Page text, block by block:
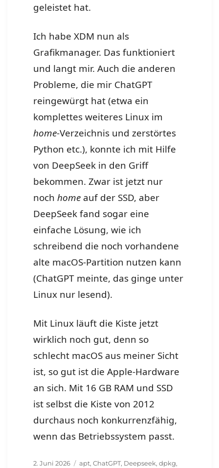
geleistet hat.
Ich habe XDM nun als
Grafikmanager. Das funktioniert
und langt mir. Auch die anderen
Probleme, die mir ChatGPT
reingewürgt hat (etwa ein
komplettes weiteres Linux im
home-Verzeichnis und zerstörtes
Python etc.), konnte ich mit Hilfe
von DeepSeek in den Griff
bekommen. Zwar ist jetzt nur
nochhome auf der SSD, aber
DeepSeek fand sogar eine
einfache Lösung, wie ich
schreibend die noch vorhandene
alte macOS-Partition nutzen kann
(ChatGPT meinte, das ginge unter
Linux nur lesend).
Mit Linux läuft die Kiste jetzt
wirklich noch gut, denn so
schlecht macOS aus meiner Sicht
ist, so gut ist die Apple-Hardware
an sich. Mit 16 GB RAM und SSD
ist selbst die Kiste von 2012
durchaus noch konkurrenzfähig,
wenn das Betriebssystem passt.
Veröffentlicht
2. Juni 2026 Schlagwörter
apt,ChatGPT, Deepseek,dpkg,